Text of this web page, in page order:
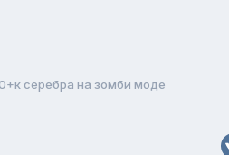
серебра на зомби моде